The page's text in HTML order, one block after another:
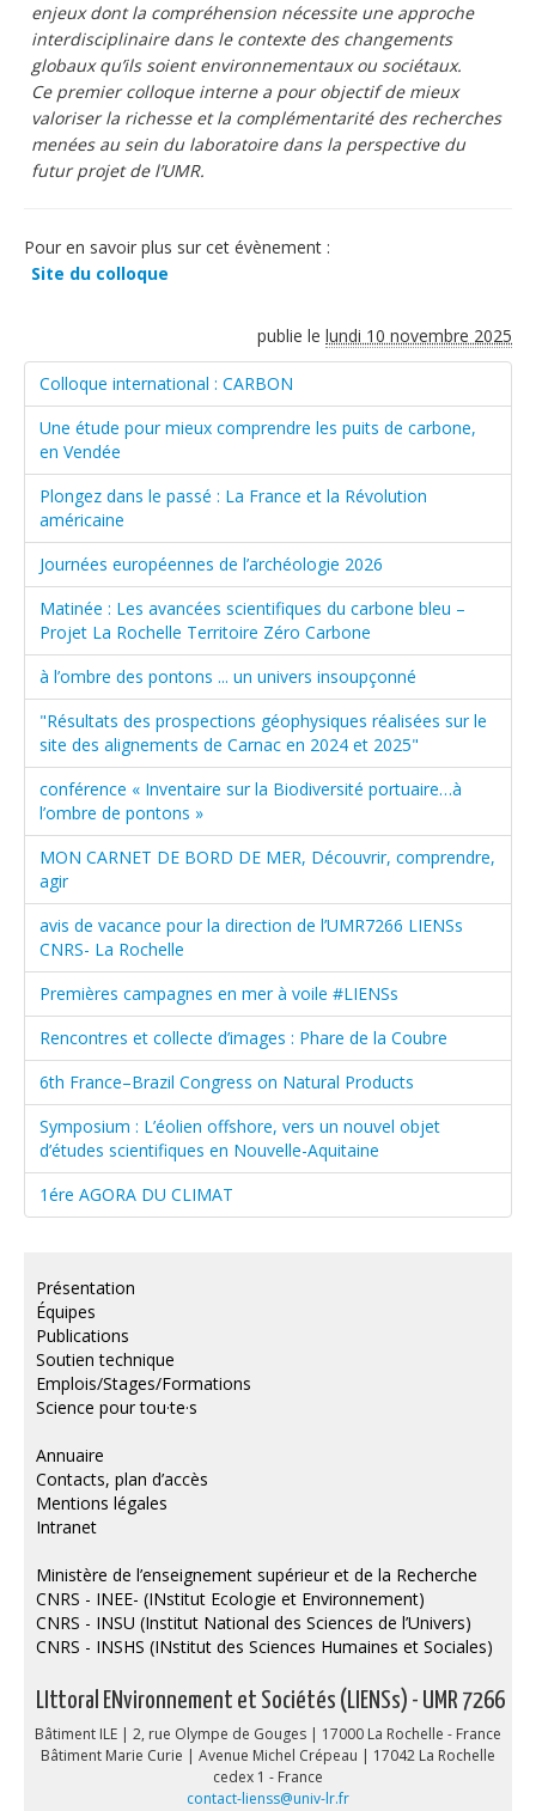
enjeux dont la compréhension nécessite une approche
interdisciplinaire dans le contexte des changements
globaux qu’ils soient environnementaux ou sociétaux.
Ce premier colloque interne a pour objectif de mieux
valoriser la richesse et la complémentarité des recherches
menées au sein du laboratoire dans la perspective du
futur projet de l’UMR.
Pour en savoir plus sur cet évènement :
Site du colloque
publie le lundi 10 novembre 2025
Colloque international : CARBON
Une étude pour mieux comprendre les puits de carbone,
en Vendée
Plongez dans le passé : La France et la Révolution
américaine
Journées européennes de l’archéologie 2026
Matinée : Les avancées scientifiques du carbone bleu –
Projet La Rochelle Territoire Zéro Carbone
à l’ombre des pontons ... un univers insoupçonné
"Résultats des prospections géophysiques réalisées sur le
site des alignements de Carnac en 2024 et 2025"
conférence « Inventaire sur la Biodiversité portuaire…à
l’ombre de pontons »
MON CARNET DE BORD DE MER, Découvrir, comprendre,
agir
avis de vacance pour la direction de l’UMR7266 LIENSs
CNRS- La Rochelle
Premières campagnes en mer à voile #LIENSs
Rencontres et collecte d’images : Phare de la Coubre
6th France–Brazil Congress on Natural Products
Symposium : L’éolien offshore, vers un nouvel objet
d’études scientifiques en Nouvelle-Aquitaine
1ére AGORA DU CLIMAT
Présentation
Équipes
Publications
Soutien technique
Emplois/Stages/Formations
Science pour tou·te·s
Annuaire
Contacts, plan d’accès
Mentions légales
Intranet
Ministère de l’enseignement supérieur et de la Recherche
CNRS - INEE- (INstitut Ecologie et Environnement)
CNRS - INSU (Institut National des Sciences de l’Univers)
CNRS - INSHS (INstitut des Sciences Humaines et Sociales)
LIttoral ENvironnement et Sociétés (LIENSs) - UMR 7266
Bâtiment ILE | 2, rue Olympe de Gouges | 17000 La Rochelle - France
Bâtiment Marie Curie | Avenue Michel Crépeau | 17042 La Rochelle
cedex 1 - France
contact-lienss@univ-lr.fr